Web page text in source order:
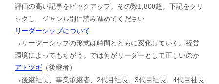
評価の高い記事をピックアップ。その数1,800超。下記をクリ
ックし、ジャンル別に読み進めてください
リーダーシップについて
→リーダーシップの形式は時間とともに変化していく。経営
環境によってもちがう。では何がリーダーとして正しいのか
アトツギ （後継者）
→後継社長、事業承継者、2代目社長、3代目社長、4代目社長